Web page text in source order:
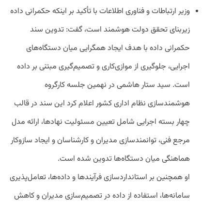
وزیر ارتباطات و فناوری اطلاعات با تأکید بر اینکه حکمرانی داده
زیربنای تحقق دولت هوشمند است، گفت: تدوین سند
حکمرانی داده با هدف ایجاد همگرایی میان دستگاه‌های
اجرایی، جلوگیری از موازی‌کاری و تصمیم‌گیری مبتنی بر داده
است. سید ستار هاشمی در نهمین جلسه کارگروه
هوشمندسازی نظام اداری کشور اعلام کرد این سند در قالب
چهار بسته اجرایی شامل تعیین مسئولیت نهادها، ارائه مدل
مرجع فنی، توانمندسازی مدیران و کارشناسان و ایجاد سازوکار
هماهنگی میان دستگاه‌ها تدوین شده است.
او همچنین بر استانداردسازی فرآیندها و داده‌ها، تعامل‌پذیری
سامانه‌ها، استفاده از داده در تصمیم‌سازی مدیران و کاهش